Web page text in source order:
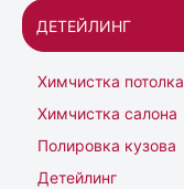
ДЕТЕЙЛИНГ
Химчистка потолка
Химчистка салона
Полировка кузова
Детейлинг